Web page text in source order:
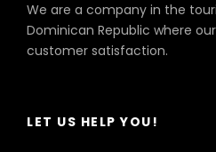
We are a company in the
Dominican Republic where
customer satisfaction.
LET US HELP YOU!